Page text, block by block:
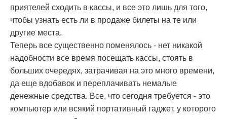
приятелей сходить в кассы, и все это лишь для того,
чтобы узнать есть ли в продаже билеты на те или
другие места.
Теперь все существенно поменялось - нет никакой
надобности все время посещать кассы, стоять в
больших очередях, затрачивая на это много времени,
да еще вдобавок и переплачивать немалые
денежные средства. Все, что сегодня требуется - это
компьютер или всякий портативный гаджет, у которого